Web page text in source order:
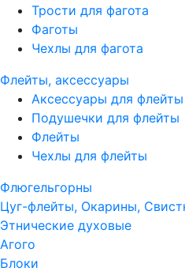
Трости для фагота
Фаготы
Чехлы для фагота
Флейты, аксессуары
Аксессуары для флейты
Подушечки для флейты
Флейты
Чехлы для флейты
Флюгельгорны
Цуг-флейты, Окарины,
Этнические духовые
Агого
Блоки